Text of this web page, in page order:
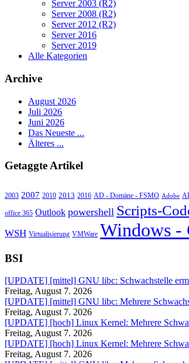
Server 2003 (R2)
Server 2008 (R2)
Server 2012 (R2)
Server 2016
Server 2019
Alle Kategorien
Archive
August 2026
Juli 2026
Juni 2026
Das Neueste ...
Älteres ...
Getaggte Artikel
2003 2007 2010 2013 2016 AD - Domäne - FSMO Adobe
office 365 Outlook powershell Scripts-
WSH Virtualisierung VMWare Windows -
BSI
[UPDATE] [mittel] GNU libc: Schwachstelle
Freitag, August 7. 2026
[UPDATE] [mittel] GNU libc: Mehrere
Freitag, August 7. 2026
[UPDATE] [hoch] Linux Kernel: Mehrere
Freitag, August 7. 2026
[UPDATE] [hoch] Linux Kernel: Mehrere
Freitag, August 7. 2026